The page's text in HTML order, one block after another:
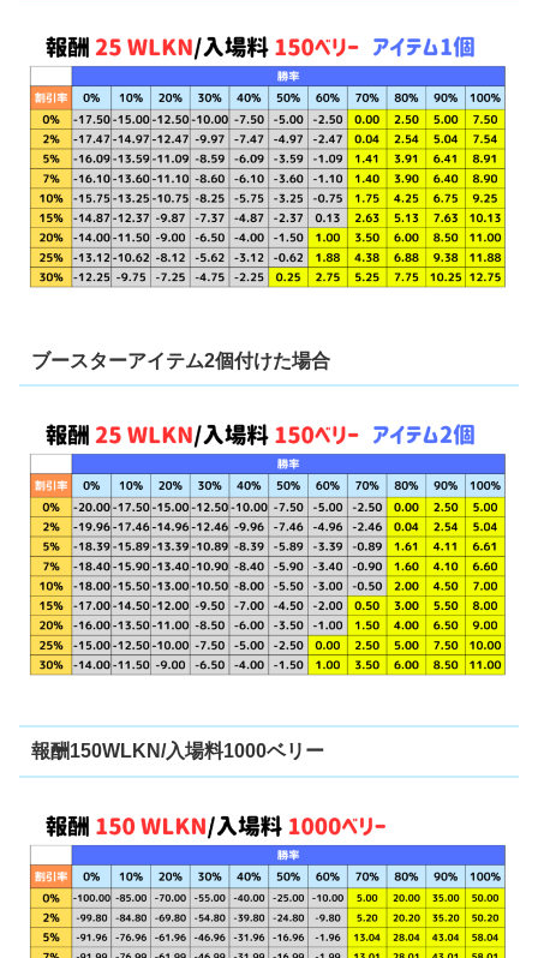
ブースターアイテム2個付けた場合
報酬150WLKN/入場料1000ベリー